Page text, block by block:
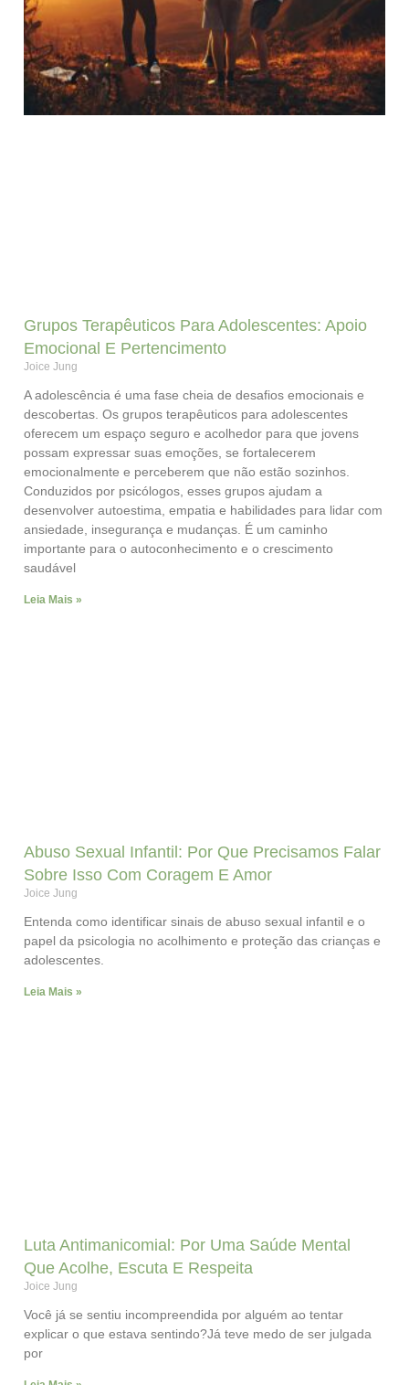
Grupos Terapêuticos Para Adolescentes: Apoio
Emocional E Pertencimento
Joice Jung
A adolescência é uma fase cheia de desafios emocionais e
descobertas. Os grupos terapêuticos para adolescentes
oferecem um espaço seguro e acolhedor para que jovens
possam expressar suas emoções, se fortalecerem
emocionalmente e perceberem que não estão sozinhos.
Conduzidos por psicólogos, esses grupos ajudam a
desenvolver autoestima, empatia e habilidades para lidar com
ansiedade, insegurança e mudanças. É um caminho
importante para o autoconhecimento e o crescimento
saudável
Leia Mais »
Abuso Sexual Infantil: Por Que Precisamos Falar
Sobre Isso Com Coragem E Amor
Joice Jung
Entenda como identificar sinais de abuso sexual infantil e o
papel da psicologia no acolhimento e proteção das crianças e
adolescentes.
Leia Mais »
Luta Antimanicomial: Por Uma Saúde Mental
Que Acolhe, Escuta E Respeita
Joice Jung
Você já se sentiu incompreendida por alguém ao tentar
explicar o que estava sentindo?Já teve medo de ser julgada
por